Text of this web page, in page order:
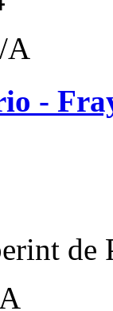
A
-
de